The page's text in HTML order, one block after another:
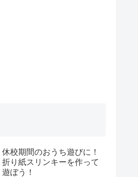
休校期間のおうち遊びに！
折り紙スリンキーを作って
遊ぼう！